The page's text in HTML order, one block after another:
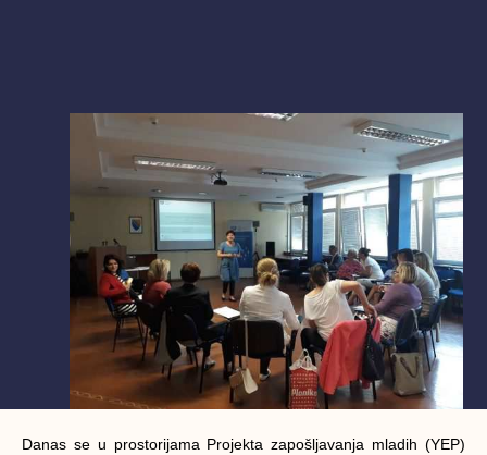
Danas se u prostorijama Projekta zapošljavanja mladih (YEP)